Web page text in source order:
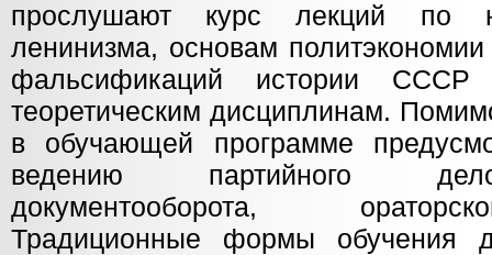
прослушают курс лекций по
ленинизма, основам политэкономии
фальсификаций истории
теоретическим дисциплинам.
в обучающей программе
ведению партийного
документооборота,
Традиционные формы обучения